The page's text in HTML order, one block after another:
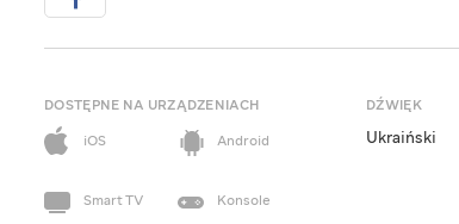
DOSTĘPNE NA URZĄDZENIACH
iOS
Android
Smart TV Konsole
DŹWIĘK
Ukraiński